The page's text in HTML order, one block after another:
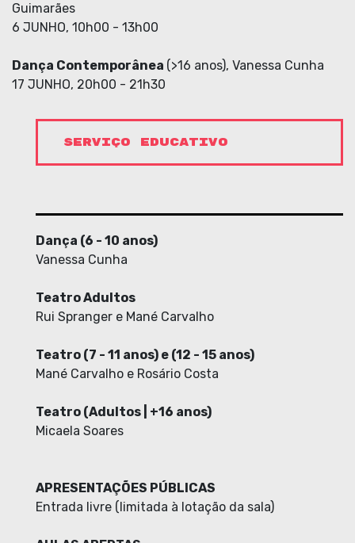
Guimarães
6 JUNHO, 10h00 - 13h00
Dança Contemporânea (>16 anos), Vanessa Cunha
17 JUNHO, 20h00 - 21h30
SERVIÇO EDUCATIVO
Dança (6 - 10 anos)
Vanessa Cunha
Teatro Adultos
Rui Spranger e Mané Carvalho
Teatro (7 - 11 anos) e (12 - 15 anos)
Mané Carvalho e Rosário Costa
Teatro (Adultos | +16 anos)
Micaela Soares
APRESENTAÇÕES PÚBLICAS
Entrada livre (limitada à lotação da sala)